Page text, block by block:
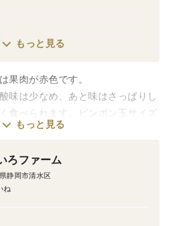
もっと見る
果肉が赤色です。
味は少なめ、あと味はさっぱりし
食べられます。ピンポン玉サイズ
、ふた口でパクッと口に入りま
で、柔らかいものはジャムに最適
もっと見る
ろファーム
静岡市清水区
ね